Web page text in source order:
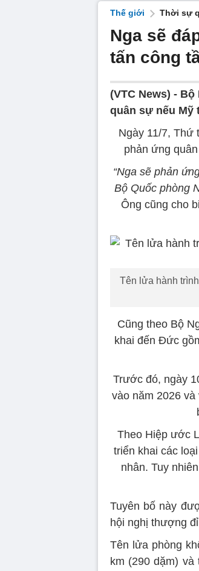
Thế giới Thời sự
Nga sẽ
tấn công
(VTC News) - Bộ
quân sự nếu Mỹ
Ngày 11/7, Thứ
phản ứng
“Nga sẽ phản
Bộ Quốc phòng
Ông cũng cho
Tên lửa hành
Cũng theo Bộ
khai đến Đức
Trước đó, ngày
vào năm 2026
Theo Hiệp ước
triển khai các
nhân. Tuy
Tuyên bố này
hội nghị thượng
Tên lửa phòng
km (290 dặm)